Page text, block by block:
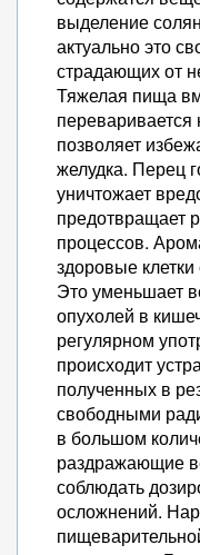
выделение
актуально это
страдающих от
Тяжелая пища
позволяет
желудка. Перец
уничтожает
предотвращает
процессов.
здоровые
Это уменьшает
опухолей в
регулярном
происходит
полученных в
свободными
в большом
раздражающие
соблюдать
осложнений.